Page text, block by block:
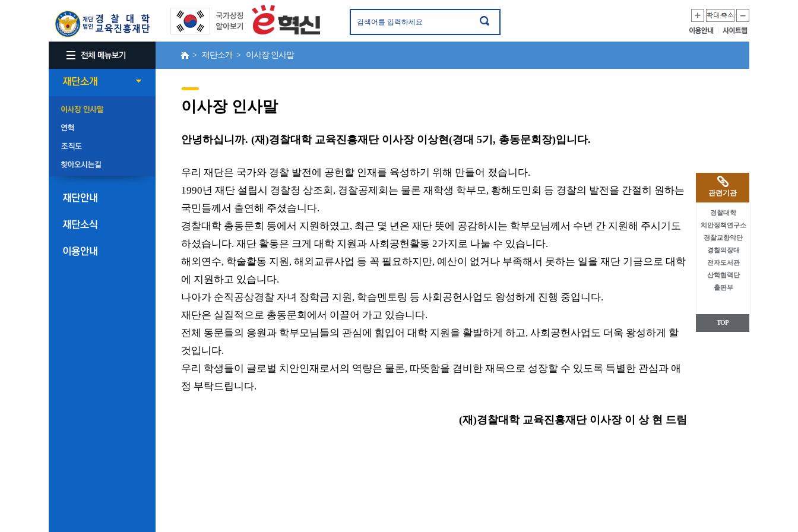
> 재단소개 > 이사장 인사말
이사장 인사말
안녕하십니까. (재)경찰대학 교육진흥재단 이사장 이상현(경대 5기, 총동문회장)입니다.
우리 재단은 국가와 경찰 발전에 공헌할 인재를 육성하기 위해 만들어 졌습니다.
1990년 재단 설립시 경찰청 상조회, 경찰공제회는 물론 재학생 학부모, 황해도민회 등 경찰의 발전을 간절히 원하는
국민들께서 출연해 주셨습니다.
경찰대학 총동문회 등에서 지원하였고, 최근 몇 년은 재단 뜻에 공감하시는 학부모님께서 수년 간 지원해 주시기도
하셨습니다. 재단 활동은 크게 대학 지원과 사회공헌활동 2가지로 나눌 수 있습니다.
해외연수, 학술활동 지원, 해외교류사업 등 꼭 필요하지만, 예산이 없거나 부족해서 못하는 일을 재단 기금으로 대학
에 지원하고 있습니다.
나아가 순직공상경찰 자녀 장학금 지원, 학습멘토링 등 사회공헌사업도 왕성하게 진행 중입니다.
재단은 실질적으로 총동문회에서 이끌어 가고 있습니다.
전체 동문들의 응원과 학부모님들의 관심에 힘입어 대학 지원을 활발하게 하고, 사회공헌사업도 더욱 왕성하게 할
것입니다.
우리 학생들이 글로벌 치안인재로서의 역량은 물론, 따뜻함을 겸비한 재목으로 성장할 수 있도록 특별한 관심과 애
정 부탁드립니다.
(재)경찰대학 교육진흥재단 이사장 이 상 현 드림
관련기관
경찰대학
치안정책연구소
경찰교향악단
경찰의장대
전자도서관
산학협력단
출판부
TOP